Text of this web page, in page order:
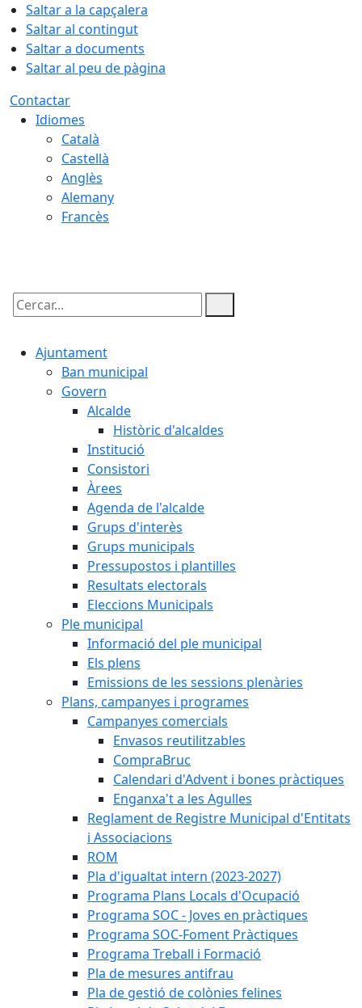
Saltar a la capçalera
Saltar al contingut
Saltar a documents
Saltar al peu de pàgina
Contactar
Idiomes
Català
Castellà
Anglès
Alemany
Francès
Cercar:
Ajuntament
Ban municipal
Govern
Alcalde
Històric d'alcaldes
Institució
Consistori
Àrees
Agenda de l'alcalde
Grups d'interès
Grups municipals
Pressupostos i plantilles
Resultats electorals
Eleccions Municipals
Ple municipal
Informació del ple municipal
Els plens
Emissions de les sessions plenàries
Plans, campanyes i programes
Campanyes comercials
Envasos reutilitzables
CompraBruc
Calendari d'Advent i bones pràctiques
Enganxa't a les Agulles
Reglament de Registre Municipal d'Entitats
i Associacions
ROM
Pla d'igualtat intern (2023-2027)
Programa Plans Locals d'Ocupació
Programa SOC - Joves en pràctiques
Programa SOC-Foment Pràctiques
Programa Treball i Formació
Pla de mesures antifrau
Pla de gestió de colònies felines